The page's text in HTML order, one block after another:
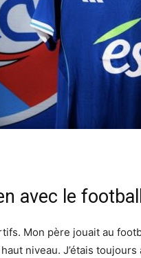
avec le
Mon père jouait au
niveau. J’étais toujours